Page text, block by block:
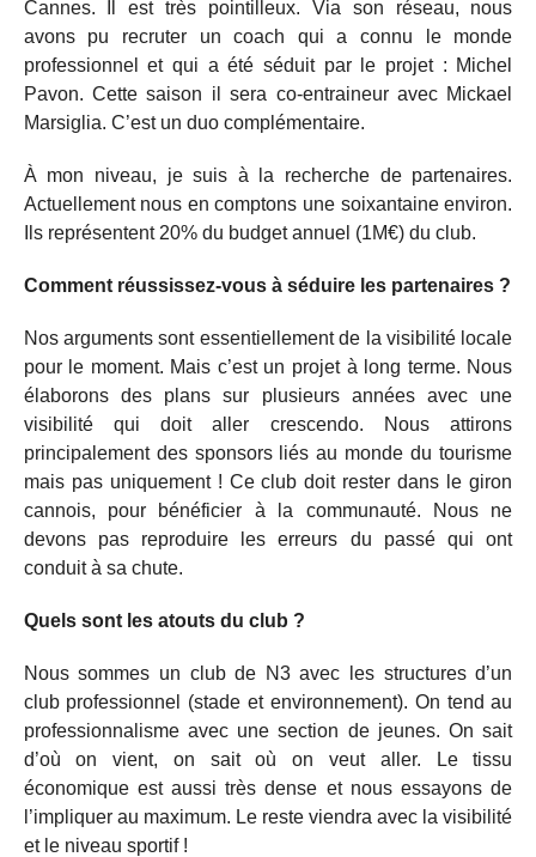
Cannes. Il est très pointilleux. Via son réseau, nous
avons pu recruter un coach qui a connu le monde
professionnel et qui a été séduit par le projet : Michel
Pavon. Cette saison il sera co-entraineur avec Mickael
Marsiglia. C’est un duo complémentaire.
À mon niveau, je suis à la recherche de partenaires.
Actuellement nous en comptons une soixantaine environ.
Ils représentent 20% du budget annuel (1M€) du club.
Comment réussissez-vous à séduire les partenaires ?
Nos arguments sont essentiellement de la visibilité locale
pour le moment. Mais c’est un projet à long terme. Nous
élaborons des plans sur plusieurs années avec une
visibilité qui doit aller crescendo. Nous attirons
principalement des sponsors liés au monde du tourisme
mais pas uniquement ! Ce club doit rester dans le giron
cannois, pour bénéficier à la communauté. Nous ne
devons pas reproduire les erreurs du passé qui ont
conduit à sa chute.
Quels sont les atouts du club ?
Nous sommes un club de N3 avec les structures d’un
club professionnel (stade et environnement). On tend au
professionnalisme avec une section de jeunes. On sait
d’où on vient, on sait où on veut aller. Le tissu
économique est aussi très dense et nous essayons de
l’impliquer au maximum. Le reste viendra avec la visibilité
et le niveau sportif !